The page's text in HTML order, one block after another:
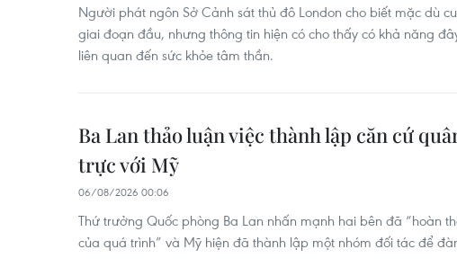
Người phát ngôn Sở Cảnh sát thủ đô London cho biết mặc dù
giai đoạn đầu, nhưng thông tin hiện có cho thấy có khả năng
liên quan đến sức khỏe tâm thần.
Ba Lan thảo luận việc thành lập căn cứ
trực với Mỹ
06/08/2026 00:06
Thứ trưởng Quốc phòng Ba Lan nhấn mạnh hai bên đã “hoàn
của quá trình” và Mỹ hiện đã thành lập một nhóm đối tác để